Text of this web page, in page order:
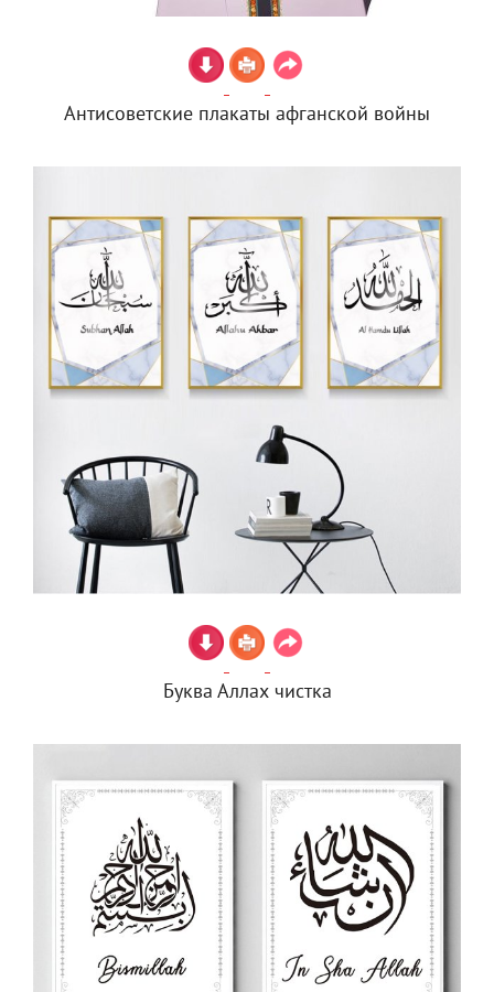
Антисоветские плакаты афганской войны
Буква Аллах чистка